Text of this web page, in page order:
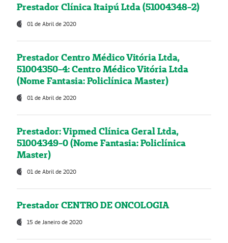
Prestador Clínica Itaipú Ltda (51004348-2)
01 de Abril de 2020
Prestador Centro Médico Vitória Ltda,
51004350-4: Centro Médico Vitória Ltda
(Nome Fantasia: Policlínica Master)
01 de Abril de 2020
Prestador: Vipmed Clínica Geral Ltda,
51004349-0 (Nome Fantasia: Policlínica
Master)
01 de Abril de 2020
Prestador CENTRO DE ONCOLOGIA
15 de Janeiro de 2020